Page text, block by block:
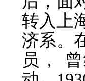
转入上
济系。
员，